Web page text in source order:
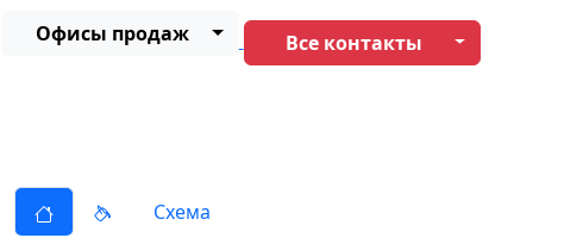
Офисы продаж Все контакты
Схема